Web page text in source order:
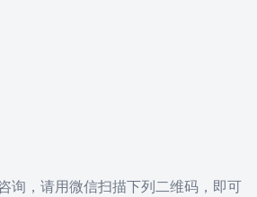
询，请用微信扫描下列二维码，即可